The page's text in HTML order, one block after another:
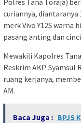
curiannya, diantaranya
merk Vivo Y12S warna
pasang anting dan
Mewakili Kapolres
Reskrim AKP. Syamsul
ruang kerjanya,
AM.
Baca Juga : BPJS